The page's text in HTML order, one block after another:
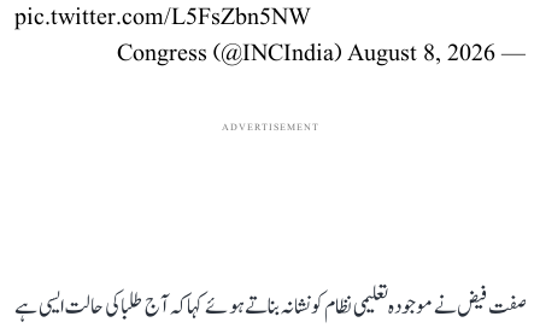
pic.twitter.com/L5FsZbn5NW
— Congress (@INCIndia)
August 8, 2026
ADVERTISEMENT
صفت فیض نے موجودہ تعلیمی نظام کو نشانہ بناتے ہوئے کہا کہ آج طلبا کی حالت ایسی ہے